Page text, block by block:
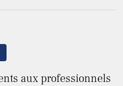
aux professionnels